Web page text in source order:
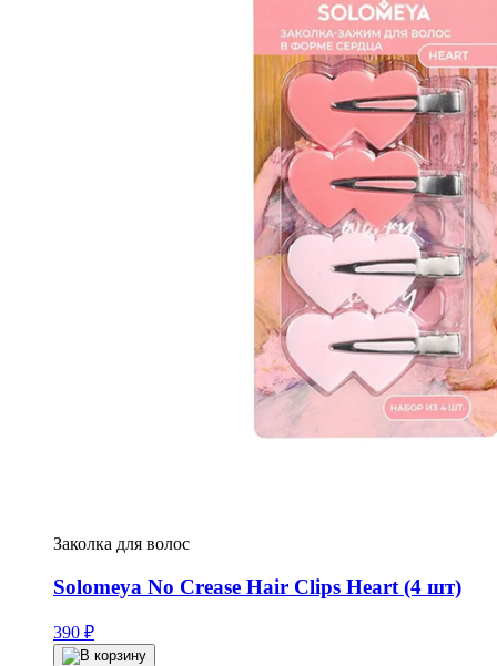
Заколка для волос
Solomeya No Crease Hair Clips Heart (4 шт)
390 ₽